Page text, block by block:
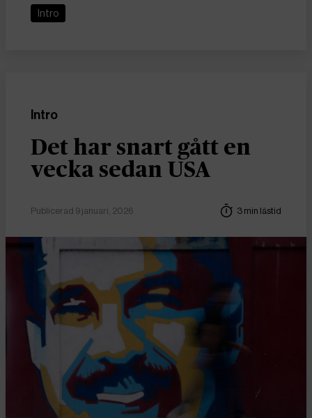
Intro
Intro
Det har snart gått en
vecka sedan USA
Publicerad 9 januari, 2026 3 min lästid